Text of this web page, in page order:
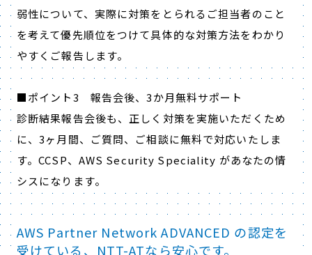
弱性について、実際に対策をとられるご担当者のこと
を考えて優先順位をつけて具体的な対策方法をわかり
やすくご報告します。
■ポイント3 報告会後、3か月無料サポート
診断結果報告会後も、正しく対策を実施いただくため
に、3ヶ月間、ご質問、ご相談に無料で対応いたしま
す。CCSP、AWS Security Speciality があなたの情
シスになります。
AWS Partner Network ADVANCED の認定を
受けている、NTT-ATなら安心です。